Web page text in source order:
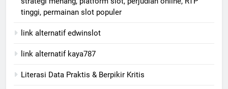
tinggi, permainan slot populer
link alternatif edwinslot
link alternatif kaya787
Literasi Data Praktis & Berpikir Kritis